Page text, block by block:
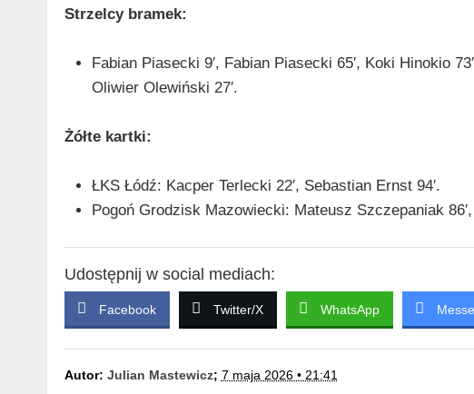
Strzelcy bramek:
Fabian Piasecki 9′, Fabian Piasecki 65′, Koki Hinokio
Oliwier Olewiński 27′.
Żółte kartki:
ŁKS Łódź: Kacper Terlecki 22′, Sebastian Ernst 94′.
Pogoń Grodzisk Mazowiecki: Mateusz Szczepaniak
Udostępnij w social mediach:
Facebook Twitter/X WhatsApp
Autor: Julian Mastewicz; 7 maja 2026 • 21:41